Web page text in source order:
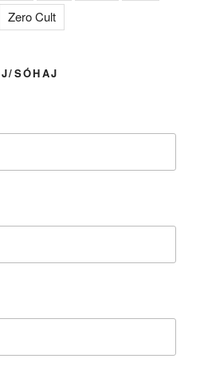
Zero Cult
SÓHAJ